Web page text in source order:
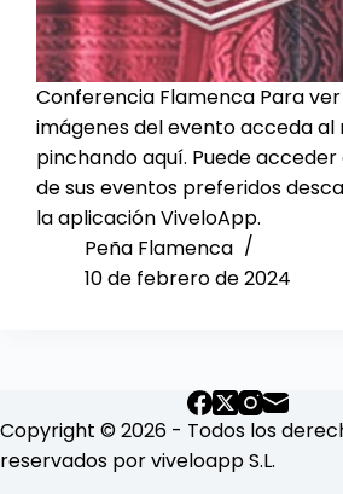
Conferencia Flamenca Para
imágenes del evento acceda
pinchando aquí. Puede
de sus eventos preferidos
la aplicación ViveloApp.
Peña Flamenca
10 de febrero de 2024
Copyright © 2026 - Todos los
reservados por viveloapp S.L.